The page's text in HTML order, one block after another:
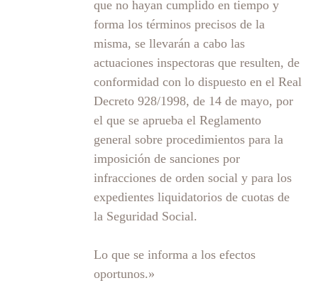
que no hayan cumplido en tiempo y
forma los términos precisos de la
misma, se llevarán a cabo las
actuaciones inspectoras que resulten, de
conformidad con lo dispuesto en el Real
Decreto 928/1998, de 14 de mayo, por
el que se aprueba el Reglamento
general sobre procedimientos para la
imposición de sanciones por
infracciones de orden social y para los
expedientes liquidatorios de cuotas de
la Seguridad Social.
Lo que se informa a los efectos
oportunos.»